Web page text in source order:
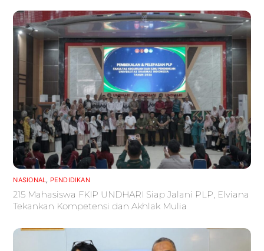
NASIONAL, PENDIDIKAN
215 Mahasiswa FKIP UNDHARI Siap Jalani PLP, Elviana
Tekankan Kompetensi dan Akhlak Mulia